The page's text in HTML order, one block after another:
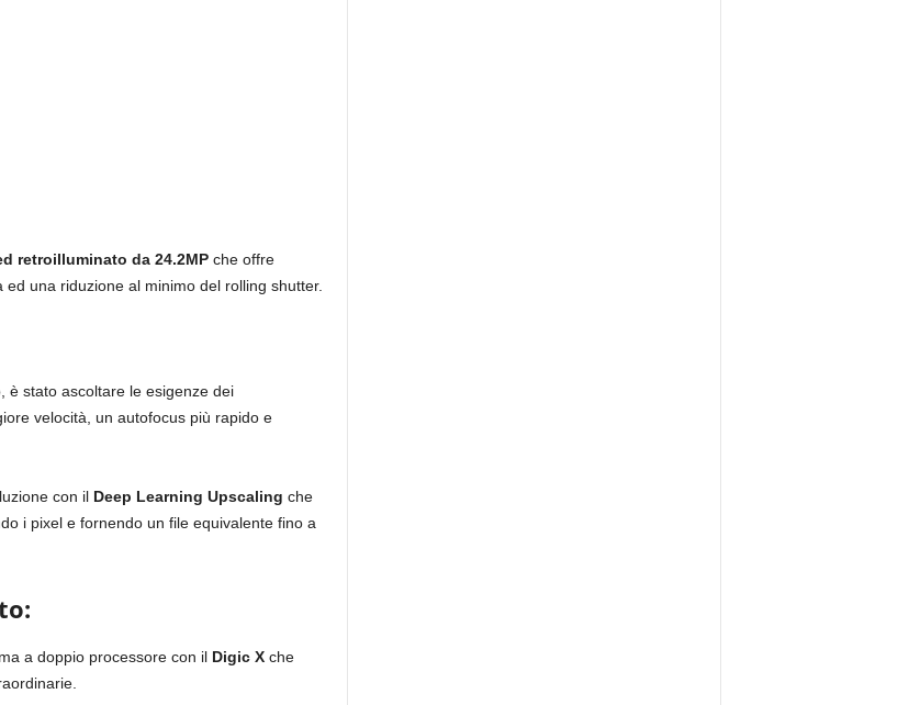
retroilluminato da 24.2MPche offre
una riduzione al minimo del rolling shutter.
è stato ascoltare le esigenze dei
velocità, un autofocus più rapido e
con il Deep Learning Upscaling che
i pixel e fornendo un file equivalente fino a
a doppio processore con il Digic Xche